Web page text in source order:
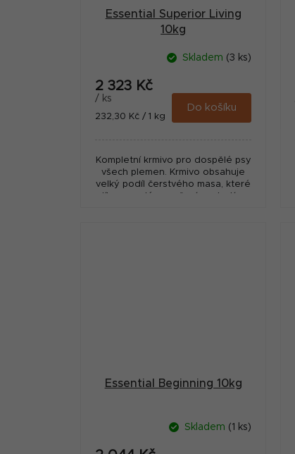
Essential Superior Living
10kg
Skladem (3 ks)
2 323 Kč
/ ks
Měrná
232,30 Kč / 1 kg
Do košíku
Kompletní krmivo pro dospělé psy
všech plemen. Krmivo obsahuje
velký podíl čerstvého masa, které
díky pomalému vaření neztratí na
Essential Beginning 10kg
Skladem (1 ks)